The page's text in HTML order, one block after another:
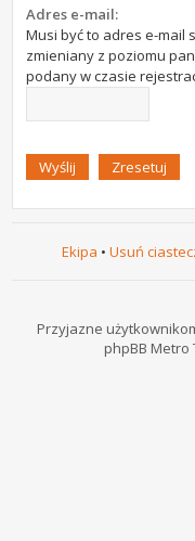
Adres e-mail:
Musi być to adres e-mail
zmieniany z poziomu
podany w czasie
Ekipa • Usuń
Przyjazne
phpBB Metro